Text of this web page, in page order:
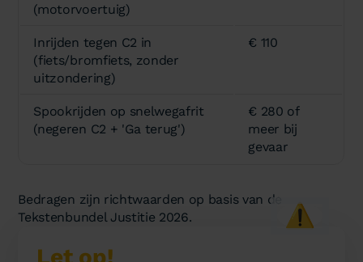
(motorvoertuig)
Inrijden tegen C2 in
(fiets/bromfiets, zonder
uitzondering)
€ 110
Spookrijden op snelwegafrit
(negeren C2 + 'Ga terug')
€ 280 of
meer bij
gevaar
Bedragen zijn richtwaarden op basis van de
Tekstenbundel Justitie 2026.
⚠️